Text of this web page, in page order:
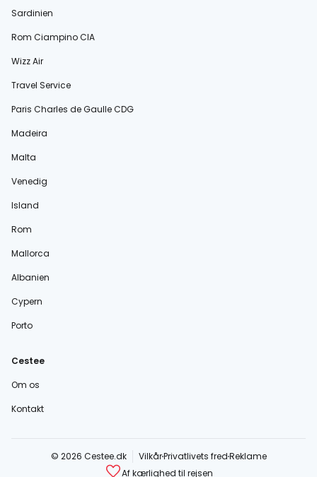
Sardinien
Rom Ciampino CIA
Wizz Air
Travel Service
Paris Charles de Gaulle CDG
Madeira
Malta
Venedig
Island
Rom
Mallorca
Albanien
Cypern
Porto
Cestee
Om os
Kontakt
© 2026 Cestee.dk VilkårPrivatlivets fredReklame
Af kærlighed til rejsen